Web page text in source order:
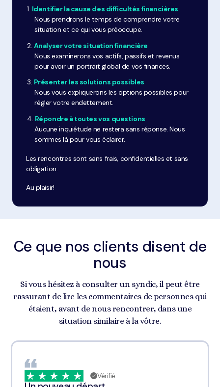
Identifier la cause des difficultés financières
Nous prendrons le temps de comprendre votre
situation et ce qui vous préoccupe.
Analyser votre situation financière
Nous examinerons vos actifs, passifs et revenus
pour avoir un portrait global de vos finances.
Présenter les solutions possibles
Nous vous expliquerons les options possibles pour
régler votre endettement.
Répondre à toutes vos questions
Aucune inquiétude ne restera sans réponse. Nous
sommes là pour vous éclairer.
Les rencontres sont sans frais, confidentielles et sans
obligation.
Au plaisir!
Ce que nos clients disent de
nous
Si vous hésitez à consulter un syndic, il peut être
rassurant de lire les commentaires de personnes qui
étaient, avant de nous rencontrer, dans une
situation similaire à la vôtre.
Vérifié